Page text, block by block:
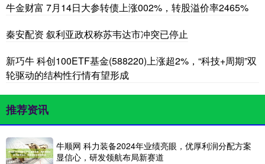
牛金财富 7月14日大参转债上涨002%，转股溢价率2465%
秦安配资 叙利亚政权称苏韦达市冲突已停止
新巧牛 科创100ETF基金(588220)上涨超2%，“科技+周期”双
轮驱动的结构性行情有望形成
推荐资讯
牛顺网 科力装备2024年业绩亮眼，优厚利润分配方案
显信心，研发领航布局新赛道